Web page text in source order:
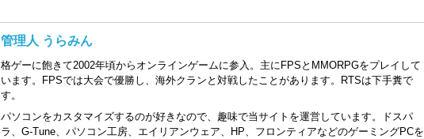
管理人 うらみん
格ゲーに飽きて2002年頃からオンラインゲームに参入。主にFPSとMMORPGをプレイして
います。FPSでは大会で優勝し、海外クランと対戦したことがあります。RTSは下手糞で
す。
パソコンをカスタマイズするのが好きなので、趣味で当サイトを運営しています。ドスパ
ラ、G-Tune、パソコン工房、エイリアンウェア、HP、フロンティアなどのゲーミングPCを